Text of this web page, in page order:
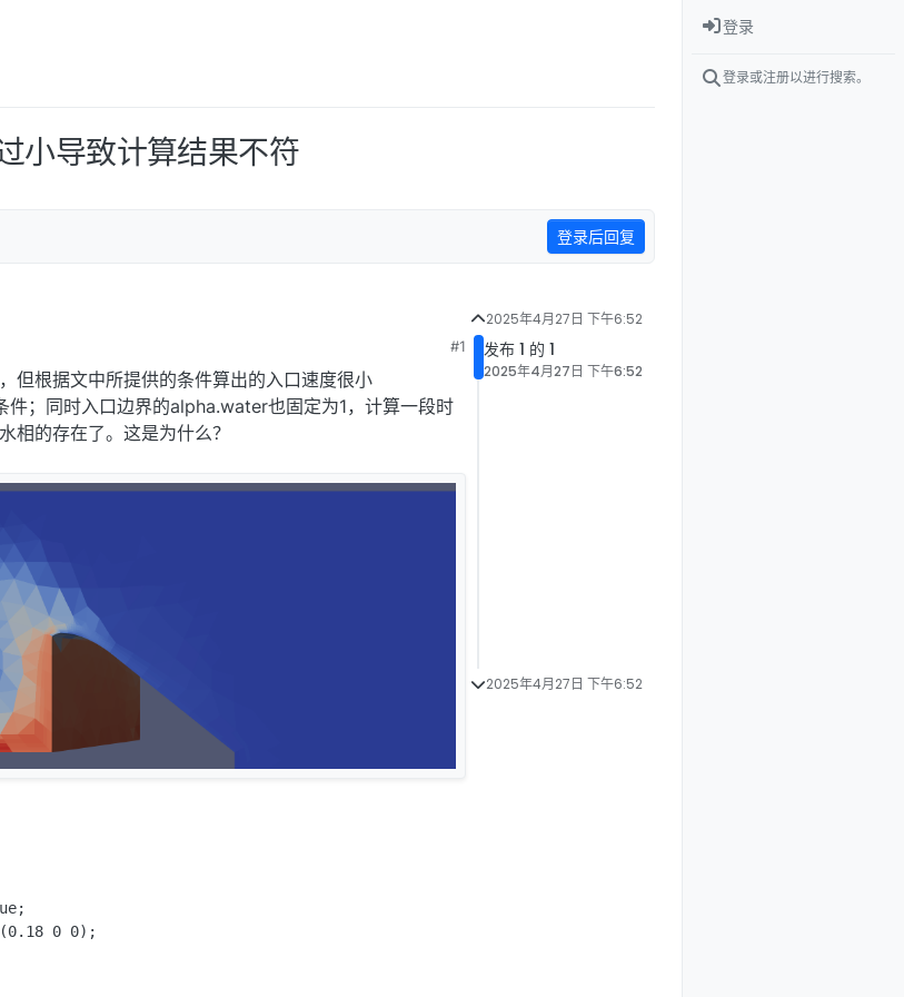
小导致计算结果不符
登录后回复
#1
但根据文中所提供的条件算出的入口速度很小
件；同时入口边界的alpha.water也固定为1，计算一段时
相的存在了。这是为什么？
0 0);
2025年4月27日 下午6:52
发布 1 的 1
2025年4月27日 下午6:52
2025年4月27日 下午6:52
登录
登录或注册以进行搜索。